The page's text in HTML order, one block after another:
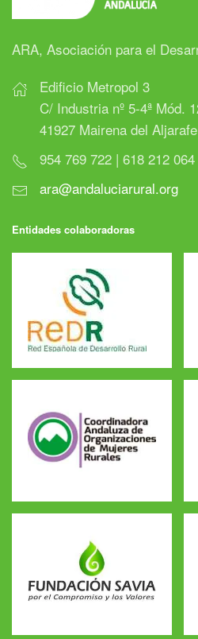
ARA, Asociación para el
Edificio Metropol 3
C/ Industria nº 5-4ª Mód.
41927 Mairena del
954 769 722 | 618 212 064
ara@andaluciarural.org
Entidades colaboradoras